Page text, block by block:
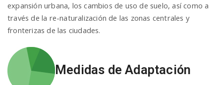
n
expansión urbana, los cambios de uso de suelo, así como a
través de la re-naturalización de las zonas centrales y
fronterizas de las ciudades.
Medidas de Adaptación